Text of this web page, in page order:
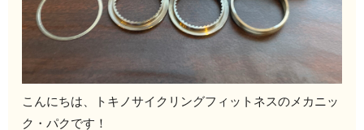
こんにちは、トキノサイクリングフィットネスのメカニッ
ク・パクです！